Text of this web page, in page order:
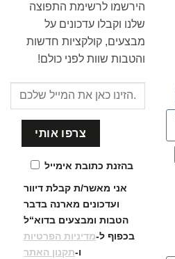
הירשמו לרשימת התפוצה
שלנו וקבלו עדכונים על
מבצעים, קולקציות חדשות
והטבות שוות לפני כולם!
בהזנת כתובת אימייל
אני מאשר/ת קבלת דיוור
ועדכונים מארנה בדבר
הטבות ומבצעים בדוא“ל
בכפוף ל-מדיניות הפרטיות
ו-תקנון האתר